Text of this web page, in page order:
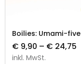
Boilies: Umami-five
€ 9,90 – € 24,75
inkl. MwSt.